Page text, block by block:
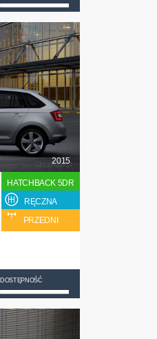
2015
HATCHBACK 5DR
RĘCZNA
PRZEDNI
DOSTĘPNOŚĆ